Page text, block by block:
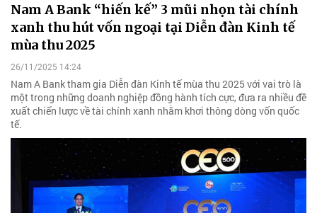
Nam A Bank “hiến kế” 3 mũi nhọn tài chính
xanh thu hút vốn ngoại tại Diễn đàn Kinh tế
mùa thu 2025
26/11/2025 14:24
Nam A Bank tham gia Diễn đàn Kinh tế mùa thu 2025 với vai trò là
một trong những doanh nghiệp đồng hành tích cực, đưa ra nhiều đề
xuất chiến lược về tài chính xanh nhằm khơi thông dòng vốn quốc
tế.